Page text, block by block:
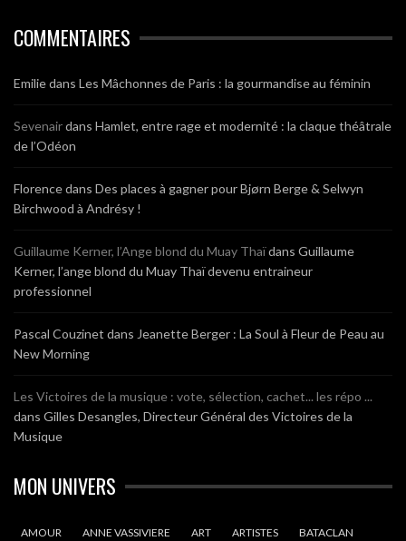
COMMENTAIRES
Emiliedans Les Mâchonnes de Paris : la gourmandise au féminin
Sevenairdans Hamlet, entre rage et modernité : la claque théâtrale
de l’Odéon
Florencedans Des places à gagner pour Bjørn Berge & Selwyn
Birchwood à Andrésy !
Guillaume Kerner, l’Ange blond du Muay Thaïdans Guillaume
Kerner, l’ange blond du Muay Thaï devenu entraineur
professionnel
Pascal Couzinet dans Jeanette Berger : La Soul à Fleur de Peau au
New Morning
Les Victoires de la musique : vote, sélection, cachet... les répo ...
dans Gilles Desangles, Directeur Général des Victoires de la
Musique
MON UNIVERS
AMOUR ANNE VASSIVIERE ART ARTISTES BATACLAN